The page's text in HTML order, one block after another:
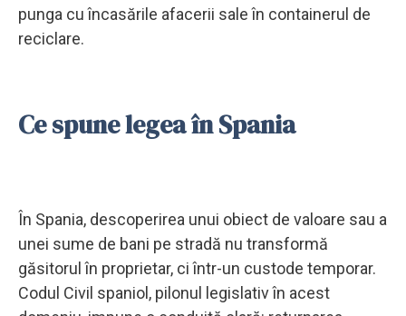
punga cu încasările afacerii sale în containerul de
reciclare.
Ce spune legea în Spania
În Spania, descoperirea unui obiect de valoare sau a
unei sume de bani pe stradă nu transformă
găsitorul în proprietar, ci într-un custode temporar.
Codul Civil spaniol, pilonul legislativ în acest